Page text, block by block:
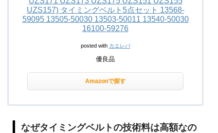
UZS157) タイミングベルト5点セット 13568-
59095 13505-50030 13503-50011 13540-50030
16100-59276
posted with カエレバ
優良品
Amazonで探す
なぜタイミングベルトの技術料は高額なの